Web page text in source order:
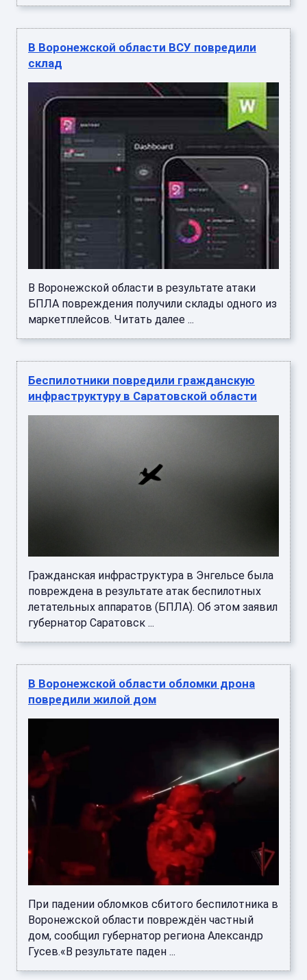
В Воронежской области ВСУ повредили
склад
В Воронежской области в результате атаки
БПЛА повреждения получили склады одного из
маркетплейсов. Читать далее ...
Беспилотники повредили гражданскую
инфраструктуру в Саратовской области
Гражданская инфраструктура в Энгельсе была
повреждена в результате атак беспилотных
летательных аппаратов (БПЛА). Об этом заявил
губернатор Саратовск ...
В Воронежской области обломки дрона
повредили жилой дом
При падении обломков сбитого беспилотника в
Воронежской области повреждён частный
дом, сообщил губернатор региона Александр
Гусев.«В результате паден ...